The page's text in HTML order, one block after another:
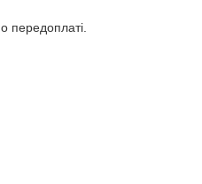
передоплаті.